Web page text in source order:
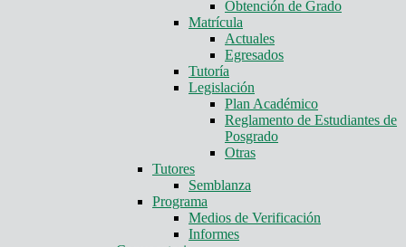
Obtención de Grado
Matrícula
Actuales
Egresados
Tutoría
Legislación
Plan Académico
Reglamento de Estudiantes de
Posgrado
Otras
Tutores
Semblanza
Programa
Medios de Verificación
Informes